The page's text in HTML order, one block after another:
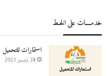
خدمــــات على الخـط
استمارات للتحميل
28 ديسمبر 2023